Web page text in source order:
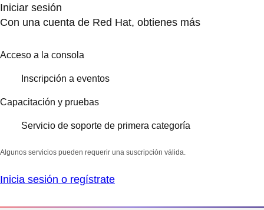
Iniciar sesión
Con una cuenta de Red Hat, obtienes más
Acceso a la consola
Inscripción a eventos
Capacitación y pruebas
Servicio de soporte de primera categoría
Algunos servicios pueden requerir una suscripción válida.
Inicia sesión o regístrate